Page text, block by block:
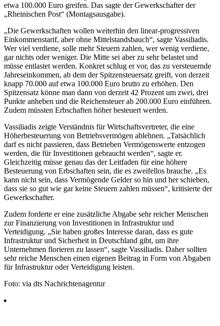
etwa 100.000 Euro greifen. Das sagte der Gewerkschafter der
„Rheinischen Post“ (Montagsausgabe).
„Die Gewerkschaften wollen weiterhin den linear-progressiven
Einkommenstarif, aber ohne Mittelstandsbauch“, sagte Vassiliadis.
Wer viel verdiene, solle mehr Steuern zahlen, wer wenig verdiene,
gar nichts oder weniger. Die Mitte sei aber zu sehr belastet und
müsse entlastet werden. Konkret schlug er vor, das zu versteuernde
Jahreseinkommen, ab dem der Spitzensteuersatz greift, von derzeit
knapp 70.000 auf etwa 100.000 Euro brutto zu erhöhen. Den
Spitzensatz könne man dann von derzeit 42 Prozent um zwei, drei
Punkte anheben und die Reichensteuer ab 200.000 Euro einführen.
Zudem müssten Erbschaften höher besteuert werden.
Vassiliadis zeigte Verständnis für Wirtschaftsvertreter, die eine
Höherbesteuerung von Betriebsvermögen ablehnen. „Tatsächlich
darf es nicht passieren, dass Betrieben Vermögenswerte entzogen
werden, die für Investitionen gebraucht werden“, sagte er.
Gleichzeitig müsse genau das der Leitfaden für eine höhere
Besteuerung von Erbschaften sein, die es zweifellos brauche. „Es
kann nicht sein, dass Vermögende Gelder so hin und her schieben,
dass sie so gut wie gar keine Steuern zahlen müssen“, kritisierte der
Gewerkschafter.
Zudem forderte er eine zusätzliche Abgabe sehr reicher Menschen
zur Finanzierung von Investitionen in Infrastruktur und
Verteidigung. „Sie haben großes Interesse daran, dass es gute
Infrastruktur und Sicherheit in Deutschland gibt, um ihre
Unternehmen florieren zu lassen“, sagte Vassiliadis. Daher sollten
sehr reiche Menschen einen eigenen Beitrag in Form von Abgaben
für Infrastruktur oder Verteidigung leisten.
Foto: via dts Nachrichtenagentur